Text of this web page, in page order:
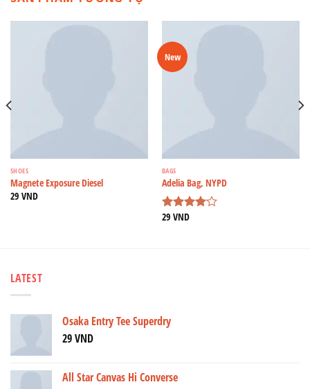
SHOES
Magnete Exposure Diesel
29 VND
New
BAGS
Adelia Bag, NYPD
Được
29 VND
LATEST
Osaka Entry Tee Superdry
29VND
All Star Canvas Hi Converse